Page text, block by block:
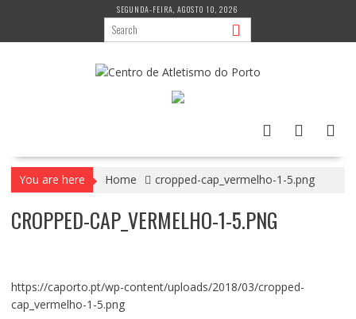
content
SEGUNDA-FEIRA, AGOSTO 10, 2026
You are here Home cropped-cap_vermelho-1-5.png
CROPPED-CAP_VERMELHO-1-5.PNG
https://caporto.pt/wp-content/uploads/2018/03/cropped-
cap_vermelho-1-5.png